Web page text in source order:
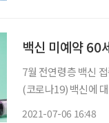
백신 미예약 60
7월 전연령층 백신
(코로나19) 백신에
2021-07-06 16:48